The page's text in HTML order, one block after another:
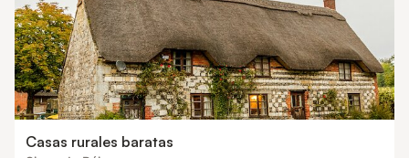
Casas rurales baratas